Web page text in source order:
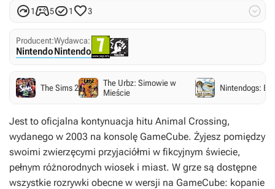
151 3 
Producent:
Nintendo
Wydawca:
Nintendo
The Sims 2
The Urbz: Simowie w
Mieście
Nintendogs:
Jest to oficjalna kontynuacja hitu Animal Crossing,
wydanego w 2003 na konsolę GameCube. Żyjesz pomiędzy
swoimi zwierzęcymi przyjaciółmi w fikcyjnym świecie,
pełnym różnorodnych wiosek i miast. W grze są dostępne
wszystkie rozrywki obecne w wersji na GameCube: kopanie